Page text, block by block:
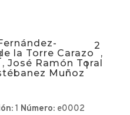
la Torre Carazo
2
,
, José Ramón Toral
Muñoz
1
1 Número:e0002